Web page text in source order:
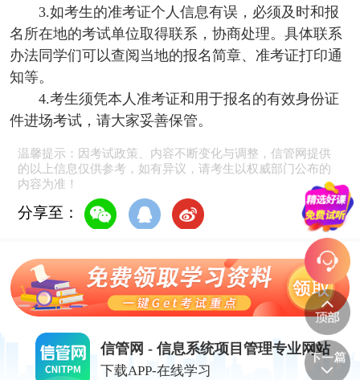
3.如考生的准考证个人信息有误，必须及时和报
名所在地的考试单位取得联系，协商处理。具体联系
办法同学们可以查阅当地的报名简章、准考证打印通
知等。
4.考生须凭本人准考证和用于报名的有效身份证
件进场考试，请大家妥善保管。
温馨提示：因考试政策、内容不断变化与调整，信管网提供
的以上信息仅供参考，如有异议，请考生以权威部门公布的
内容为准！
分享至：
信管网 - 信息系统项目管理专业网站
下载APP-在线学习